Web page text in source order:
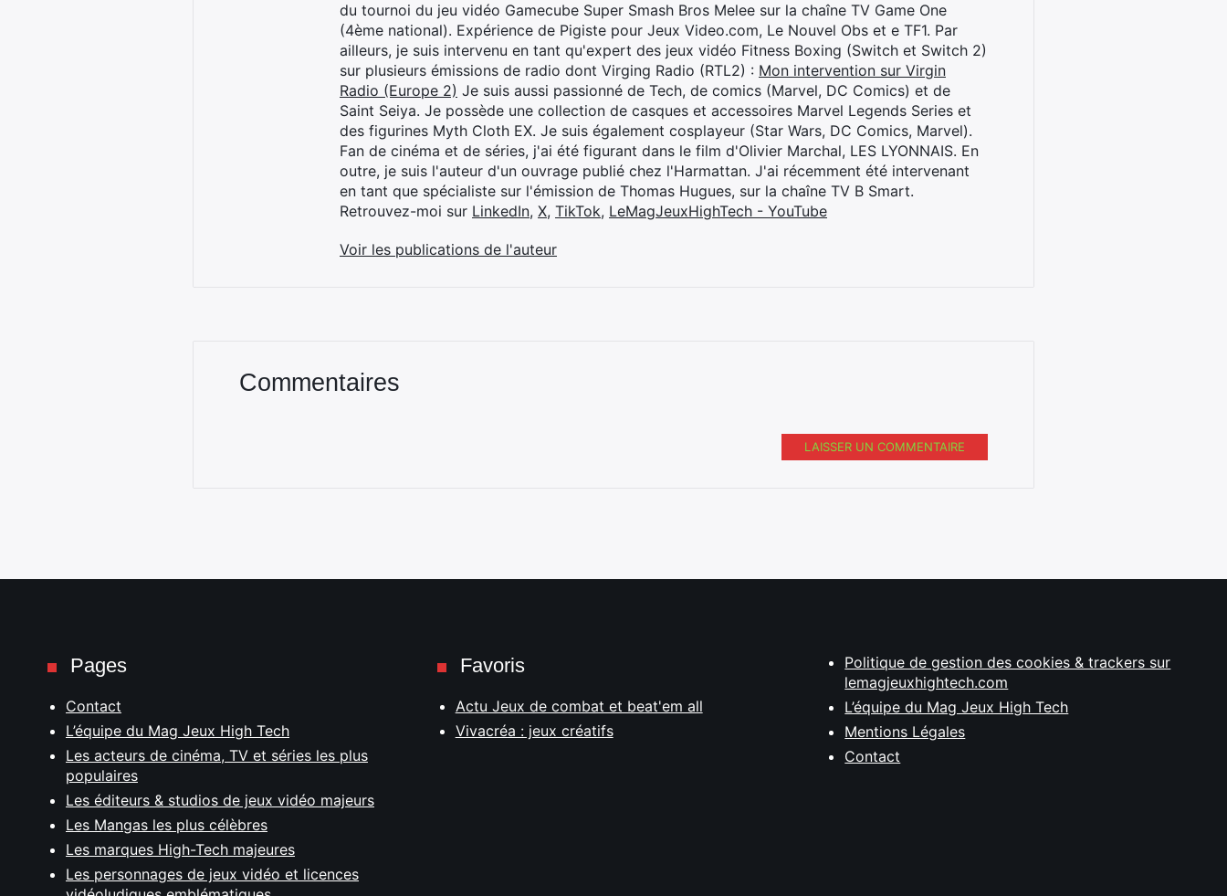
du tournoi du jeu vidéo Gamecube Super Smash Bros Melee sur la chaîne TV Game One
(4ème national). Expérience de Pigiste pour Jeux Video.com, Le Nouvel Obs et e TF1. Par
ailleurs, je suis intervenu en tant qu'expert des jeux vidéo Fitness Boxing (Switch et Switch 2)
sur plusieurs émissions de radio dont Virging Radio (RTL2) : Mon intervention sur Virgin
Radio (Europe 2) Je suis aussi passionné de Tech, de comics (Marvel, DC Comics) et de
Saint Seiya. Je possède une collection de casques et accessoires Marvel Legends Series et
des figurines Myth Cloth EX. Je suis également cosplayeur (Star Wars, DC Comics, Marvel).
Fan de cinéma et de séries, j'ai été figurant dans le film d'Olivier Marchal, LES LYONNAIS. En
outre, je suis l'auteur d'un ouvrage publié chez l'Harmattan. J'ai récemment été intervenant
en tant que spécialiste sur l'émission de Thomas Hugues, sur la chaîne TV B Smart.
Retrouvez-moi sur LinkedIn, X, TikTok, LeMagJeuxHighTech - YouTube
Voir les publications de l'auteur
Commentaires
LAISSER UN COMMENTAIRE
Pages
Contact
L’équipe du Mag Jeux High Tech
Les acteurs de cinéma, TV et séries les plus
populaires
Les éditeurs & studios de jeux vidéo majeurs
Les Mangas les plus célèbres
Les marques High-Tech majeures
Les personnages de jeux vidéo et licences
Favoris
Actu Jeux de combat et beat'em all
Vivacréa : jeux créatifs
Politique de gestion des cookies & trackers sur
lemagjeuxhightech.com
L’équipe du Mag Jeux High Tech
Mentions Légales
Contact